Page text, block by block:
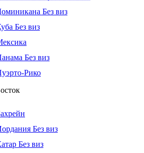
Без виз
Без виз
Без виз
Рико
Без виз
Без виз